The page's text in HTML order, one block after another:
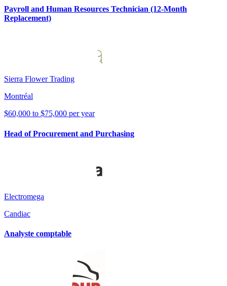
Payroll and Human Resources Technician (12-Month
Replacement)
Sierra Flower Trading
Montréal
$60,000 to $75,000 per year
Head of Procurement and Purchasing
Electromega
Candiac
Analyste comptable